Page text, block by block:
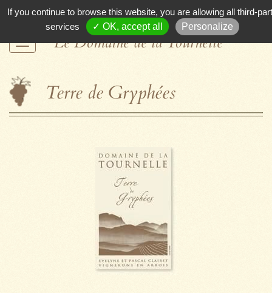
Le Domaine de la Tournelle
Terre de Gryphées
If you continue to browse this website, you are allowing all third-
services
✓ OK, accept all Personalize